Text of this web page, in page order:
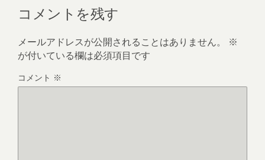
コメントを残す
メールアドレスが公開されることはありません。
※
が付いている欄は必須項目です
コメント ※